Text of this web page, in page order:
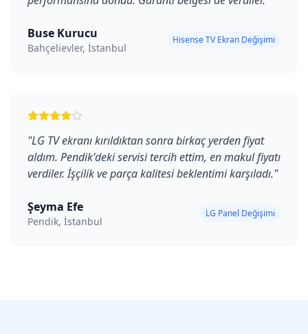
Buse Kurucu
Bahçelievler, İstanbul
Hisense TV Ekran Değişimi
"LG TV ekranı kırıldıktan sonra birkaç yerden fiyat
aldım. Pendik'deki servisi tercih ettim, en makul fiyatı
verdiler. İşçilik ve parça kalitesi beklentimi karşıladı."
Şeyma Efe
Pendik, İstanbul
LG Panel Değişimi